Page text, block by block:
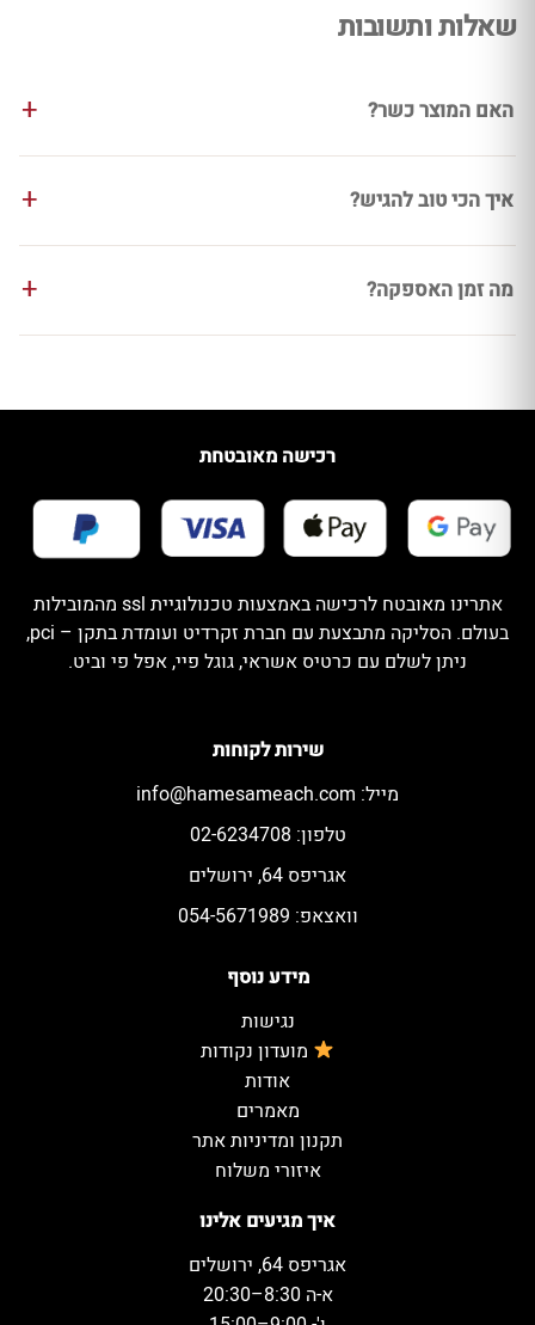
שאלות ותשובות
האם המוצר כשר?
איך הכי טוב להגיש?
מה זמן האספקה?
איך מגיעים אלינו
אגריפס 64, ירושלים
א-ה 8:30–20:30
מידע נוסף
נגישות
מועדון נקודות
אודות
מאמרים
תקנון ומדיניות אתר
איזורי משלוח
שירות לקוחות
מייל: info@hamesameach.com
טלפון: 02-6234708
אגריפס 64, ירושלים
וואצאפ: 054-5671989
רכישה מאובטחת
אתרינו מאובטח לרכישה באמצעות טכנולוגיית ssl מהמובילות
בעולם. הסליקה מתבצעת עם חברת זקרדיט ועומדת בתקן – pci,
ניתן לשלם עם כרטיס אשראי, גוגל פיי, אפל פי וביט.